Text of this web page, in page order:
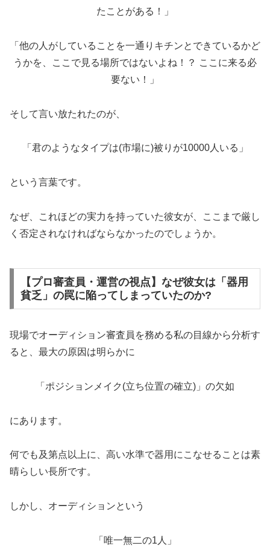
たことがある！」
「他の人がしていることを一通りキチンとできているかど
うかを、ここで見る場所ではないよね！？ ここに来る必
要ない！」
そして言い放たれたのが、
「君のようなタイプは(市場に)被りが10000人いる」
という言葉です。
なぜ、これほどの実力を持っていた彼女が、ここまで厳し
く否定されなければならなかったのでしょうか。
【プロ審査員・運営の視点】なぜ彼女は「器用
貧乏」の罠に陥ってしまっていたのか?
現場でオーディション審査員を務める私の目線から分析す
ると、最大の原因は明らかに
「ポジションメイク(立ち位置の確立)」の欠如
にあります。
何でも及第点以上に、高い水準で器用にこなせることは素
晴らしい長所です。
しかし、オーディションという
「唯一無二の1人」